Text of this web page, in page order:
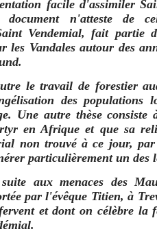
facile d'assimiler
n'atteste de
Vendemial, fait partie
les Vandales autour des
le travail de forestier
des populations
Une autre thèse
en Afrique et que sa
non trouvé à ce jour, par
particulièrement un des
aux menaces des
par l'évêque Titien, à
et dont on célèbre la